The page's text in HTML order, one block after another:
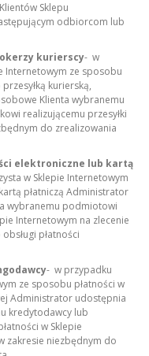
Sklepu
odbiorcom lub
kurierscy- w
Internetowym ze sposobu
kurierską,
Klienta wybranemu
realizującemu przesyłki
do zrealizowania
elektroniczne lub kartą
w Sklepie Internetowym
płatniczą Administrator
wybranemu podmiotowi
Internetowym na zlecenie
płatności
- w przypadku
ze sposobu płatności w
Administrator udostępnia
kredytodawcy lub
w Sklepie
zakresie niezbędnym do